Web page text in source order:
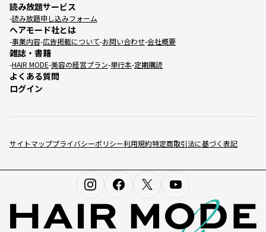
サイトマッププライバシーポリシー利用規約特定商取引法に基づく表記
読み放題サービス
読み放題申し込みフォーム
ヘアモード社とは
事業内容 広告掲載について お問い合わせ 会社概要
雑誌・書籍
HAIR MODE 美容の経営プラン 単行本 定期購読
よくある質問
ログイン